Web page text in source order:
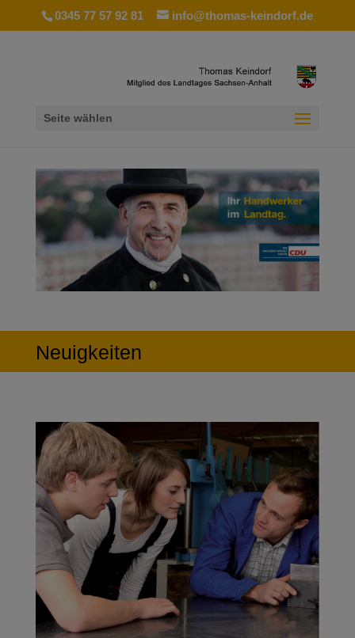
0345 77 57 92 81 info@thomas-keindorf.de
Seite wählen
Neuigkeiten